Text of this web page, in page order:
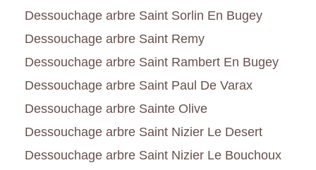
Dessouchage arbre Saint Sorlin En Bugey
Dessouchage arbre Saint Remy
Dessouchage arbre Saint Rambert En Bugey
Dessouchage arbre Saint Paul De Varax
Dessouchage arbre Sainte Olive
Dessouchage arbre Saint Nizier Le Desert
Dessouchage arbre Saint Nizier Le Bouchoux